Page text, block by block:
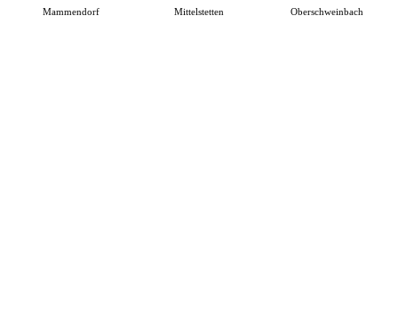
Mammendorf Mittelstetten Oberschweinbach